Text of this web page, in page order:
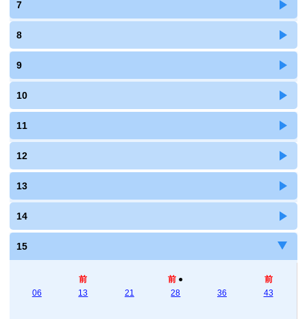
7
8
9
10
11
12
13
14
15
06
前
13
21
前 ●
28
36
前
43